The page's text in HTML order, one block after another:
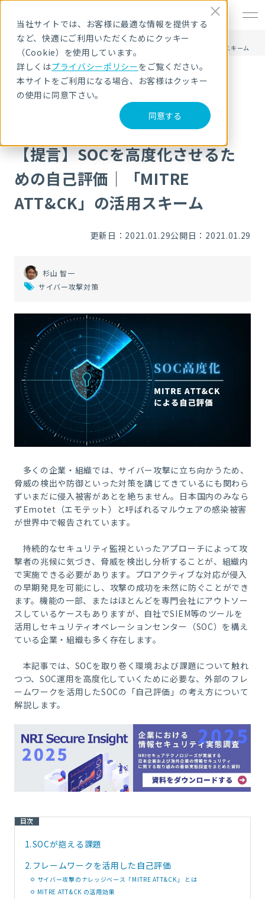
当社サイトでは、お客様に最適な情報を提供する
など、快適にご利用いただくためにクッキー
（Cookie）を使用しています。
詳しくはプライバシーポリシーをご覧ください。
本サイトをご利用になる場合、お客様はクッキー
の使用に同意下さい。
同意する
HOME
NRIセキュア ブログ
【提言】SOCを高度化させるための自己評価｜「MITRE ATT&CK」の活用スキーム
NRIセキュア ブログ
【提言】SOCを高度化させるた
めの自己評価｜「MITRE
ATT&CK」の活用スキーム
更新日：2021.01.29公開日：2021.01.29
杉山 智一
サイバー攻撃対策
多くの企業・組織では、サイバー攻撃に立ち向かうため、
脅威の検出や防御といった対策を講じてきているにも関わら
ずいまだに侵入被害があとを絶ちません。日本国内のみなら
ずEmotet （エモテット）と呼ばれるマルウェアの感染被害
が世界中で報告されています。
持続的なセキュリティ監視といったアプローチによって攻
撃者の兆候に気づき、脅威を検出し分析することが、組織内
で実施できる必要があります。プロアクティブな対応が侵入
の早期発見を可能にし、攻撃の成功を未然に防ぐことができ
ます。機能の一部、またはほとんどを専門会社にアウトソー
スしているケースもありますが、自社でSIEM等のツールを
活用しセキュリティオペレーションセンター（SOC）を構え
ている企業・組織も多く存在します。
本記事では、SOCを取り巻く環境および課題について触れ
つつ、SOC運用を高度化していくために必要な、外部のフレ
ームワークを活用したSOCの「自己評価」の考え方について
解説します。
目次
1.SOCが抱える課題
2. フレームワークを活用した自己評価
サイバー攻撃のナレッジベース「MITRE ATT&CK」 とは
MITRE ATT&CK の活用効果